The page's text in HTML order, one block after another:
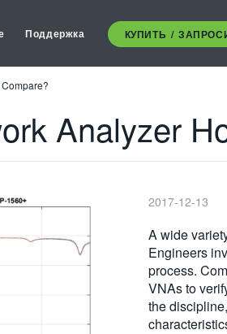
Поддержка КУПИТЬ /
Analyzer
2017-12-13
A wide
Engineers
process.
VNAs to
the